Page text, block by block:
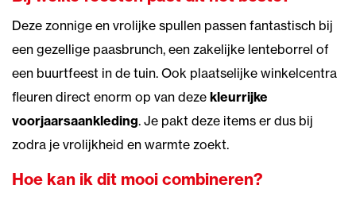
Deze zonnige en vrolijke spullen passen fantastisch bij
een gezellige paasbrunch, een zakelijke lenteborrel of
een buurtfeest in de tuin. Ook plaatselijke winkelcentra
fleuren direct enorm op van deze kleurrijke
voorjaarsaankleding. Je pakt deze items er dus bij
zodra je vrolijkheid en warmte zoekt.
Hoe kan ik dit mooi combineren?